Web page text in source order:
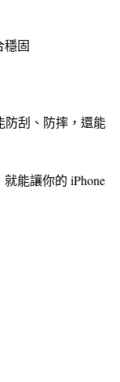
穩固
防刮、防摔，還能
能讓你的 iPhone